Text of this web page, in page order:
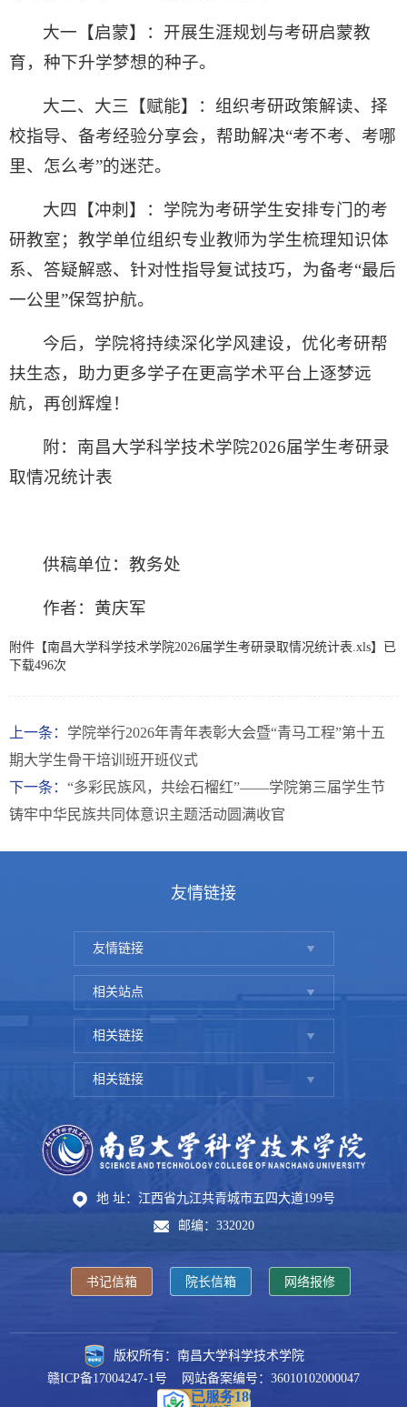
大一【启蒙】：开展生涯规划与考研启蒙教
育，种下升学梦想的种子。
大二、大三【赋能】：组织考研政策解读、择
校指导、备考经验分享会，帮助解决“考不考、考哪
里、怎么考”的迷茫。
大四【冲刺】：学院为考研学生安排专门的考
研教室；教学单位组织专业教师为学生梳理知识体
系、答疑解惑、针对性指导复试技巧，为备考“最后
一公里”保驾护航。
今后，学院将持续深化学风建设，优化考研帮
扶生态，助力更多学子在更高学术平台上逐梦远
航，再创辉煌！
附：南昌大学科学技术学院2026届学生考研录
取情况统计表
供稿单位：教务处
作者：黄庆军
附件【南昌大学科学技术学院2026届学生考研录取情况统计表.xls】已
下载496次
上一条： 学院举行2026年青年表彰大会暨“青马工程”第十五
期大学生骨干培训班开班仪式
下一条： “多彩民族风，共绘石榴红”——学院第三届学生节
铸牢中华民族共同体意识主题活动圆满收官
友情链接
友情链接
相关站点
相关链接
相关链接
地 址：江西省九江共青城市五四大道199号
邮编：332020
书记信箱 院长信箱 网络报修
版权所有：南昌大学科学技术学院
赣ICP备17004247-1号 网站备案编号：36010102000047